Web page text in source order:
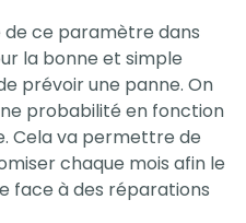
ce paramètre dans
la bonne et simple
prévoir une panne. On
probabilité en fonction
Cela va permettre de
chaque mois afin le
face à des réparations